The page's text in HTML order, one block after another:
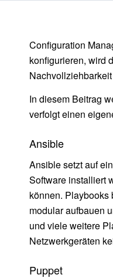
Configuration
konfigurieren, wird
In diesem Beitrag
verfolgt einen
Ansible
Ansible setzt auf
Software installiert
können. Playbooks
modular aufbauen
und viele weitere
Netzwerkgeräten
Puppet